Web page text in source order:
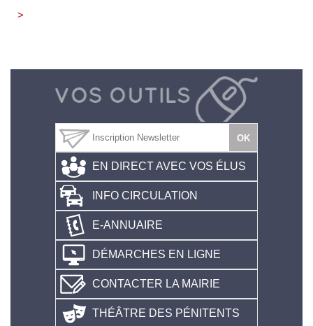
>
EN DIRECT AVEC VOS ÉLUS
INFO CIRCULATION
E-ANNUAIRE
DÉMARCHES EN LIGNE
CONTACTER LA MAIRIE
THÉÂTRE DES PÉNITENTS